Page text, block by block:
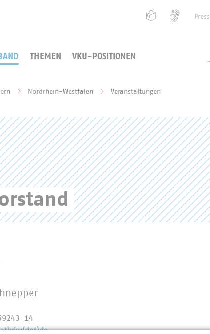
THEMEN VKU-POSITIONEN
Nordrhein-Westfalen Veranstaltungen
14